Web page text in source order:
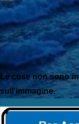
Le cose non sono
sull'immagine.